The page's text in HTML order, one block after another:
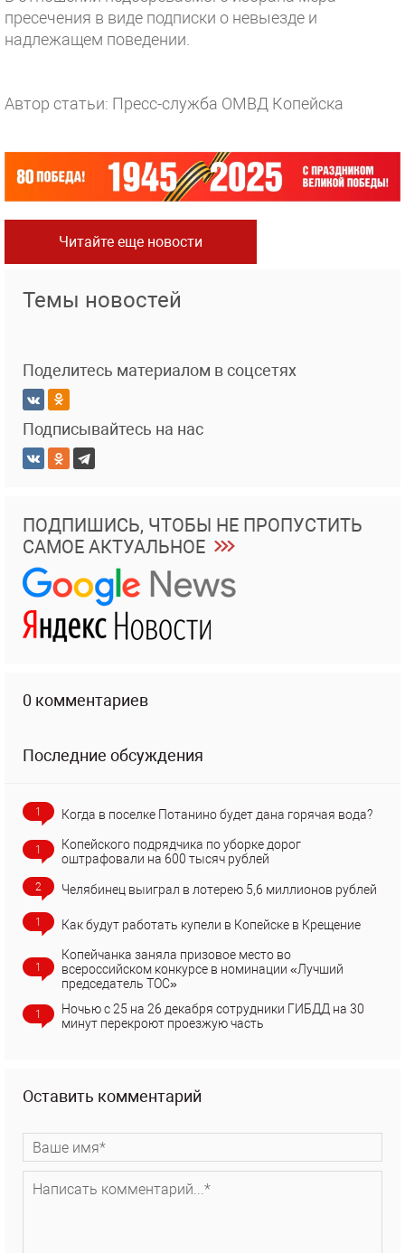
пресечения в виде подписки о невыезде и
надлежащем поведении.
Автор статьи: Пресс-служба ОМВД Копейска
Читайте еще новости
Темы новостей
Поделитесь материалом в соцсетях
Подписывайтесь на нас
ПОДПИШИСЬ, ЧТОБЫ НЕ ПРОПУСТИТЬ
САМОЕ АКТУАЛЬНОЕ
0 комментариев
Последние обсуждения
1 Когда в поселке Потанино будет дана горячая вода?
1
Копейского подрядчика по уборке дорог
оштрафовали на 600 тысяч рублей
2 Челябинец выиграл в лотерею 5,6 миллионов рублей
1 Как будут работать купели в Копейске в Крещение
1
Копейчанка заняла призовое место во
всероссийском конкурсе в номинации «Лучший
председатель ТОС»
1
Ночью с 25 на 26 декабря сотрудники ГИБДД на 30
минут перекроют проезжую часть
Оставить комментарий